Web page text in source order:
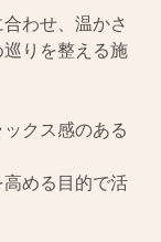
わせ、温かさ
りを整える施
クス感のある
める目的で活